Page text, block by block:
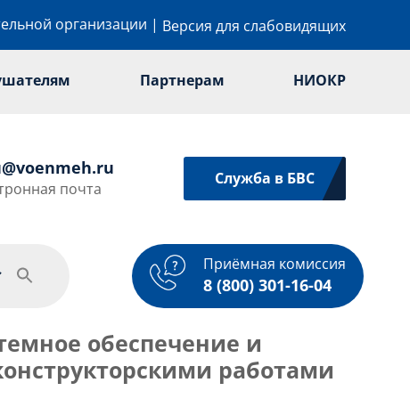
организации | Версия для слабовидящих
Партнерам НИОКР
почта
Служба в БВС
Приёмная комиссия
8 (800) 301-16-04
политика Спорт Услуги
обеспечение и
работами